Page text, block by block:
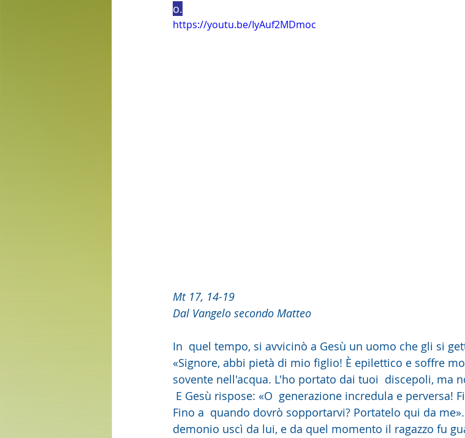
o.
https://youtu.be/IyAuf2MDmoc
Mt 17, 14-19
Dal Vangelo secondo Matteo
In  quel tempo, si avvicinò a Gesù un uomo che gli si
«Signore, abbi pietà di mio figlio! È epilettico e soffre
sovente nell'acqua. L'ho portato dai tuoi  discepoli, ma
Fino a  quando dovrò sopportarvi? Portatelo qui da
demonio uscì da lui, e da quel momento il ragazzo fu